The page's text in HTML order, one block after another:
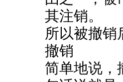
其注销。
所以被撤
撤销
简单地说，